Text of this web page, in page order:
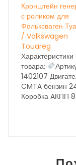
Кронштейн
с роликом для
Фольксваген
/ Volkswagen
Touareg
Характеристики
товара:
1402107
CMTA бензин
Коробка AКПП